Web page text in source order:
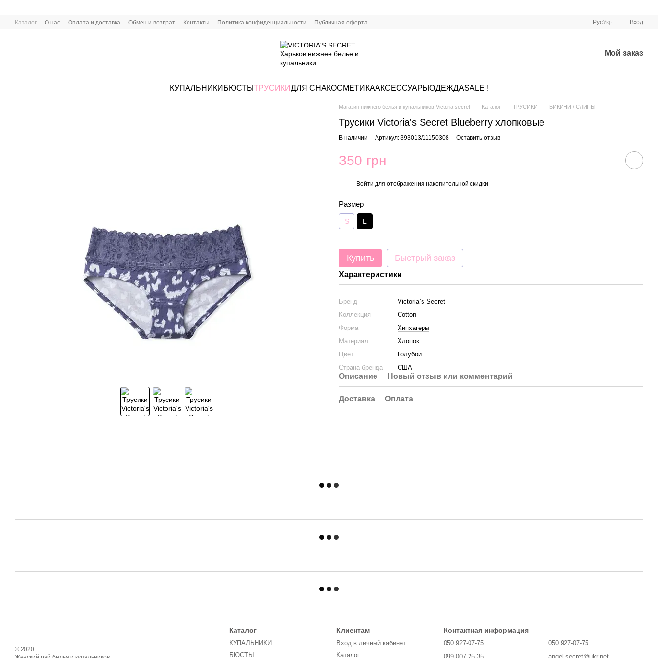
Каталог О нас Оплата и доставка Обмен и возврат Контакты Политика конфиденциальности Публичная оферта РусУкр Вход
Мой заказ
КУПАЛЬНИКИ БЮСТЫ ТРУСИКИДЛЯ СНАКОСМЕТИКААКСЕССУАРЫ ОДЕЖДАSALE !
Магазин нижнего белья и купальников Victoria secret Каталог ТРУСИКИ БИКИНИ / СЛИПЫ
Трусики Victoria's Secret Blueberry хлопковые
В наличии Артикул: 393013/11150308 Оставить отзыв
350 грн
Войти для отображения накопительной скидки
Размер
S L
Купить Быстрый заказ
Характеристики
Бренд
Victoria`s Secret
Коллекция
Cotton
Форма
Хипхагеры
Материал
Хлопок
Цвет
Голубой
Страна бренда
США
Описание Новый отзыв или комментарий
Доставка Оплата
© 2020
Каталог
КУПАЛЬНИКИ
БЮСТЫ
Клиентам
Вход в личный кабинет
Каталог
Контактная информация
050 927-07-75
099-007-25-35
050 927-07-75
angel.secret@ukr.net